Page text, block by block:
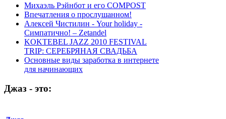
Михаэль Рэйнбот и его COMPOST
Впечатления о прослушанном!
Алексей Чистилин - Your holiday -
Симпатично! – Zetandel
KOKTEBEL JAZZ 2010 FESTIVAL
TRIP: СЕРЕБРЯНАЯ СВАДЬБА
Основные виды заработка в интернете
для начинающих
Джаз - это: